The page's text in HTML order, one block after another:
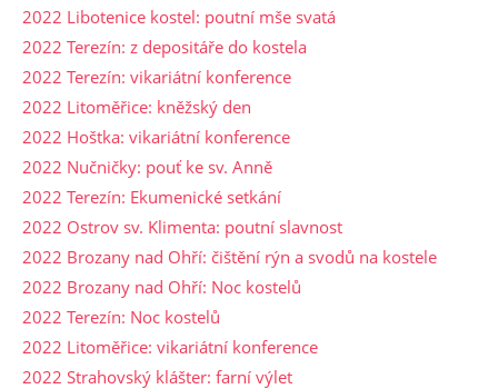
2022 Libotenice kostel: poutní mše svatá
2022 Terezín: z depositáře do kostela
2022 Terezín: vikariátní konference
2022 Litoměřice: kněžský den
2022 Hoštka: vikariátní konference
2022 Nučničky: pouť ke sv. Anně
2022 Terezín: Ekumenické setkání
2022 Ostrov sv. Klimenta: poutní slavnost
2022 Brozany nad Ohří: čištění rýn a svodů na kostele
2022 Brozany nad Ohří: Noc kostelů
2022 Terezín: Noc kostelů
2022 Litoměřice: vikariátní konference
2022 Strahovský klášter: farní výlet